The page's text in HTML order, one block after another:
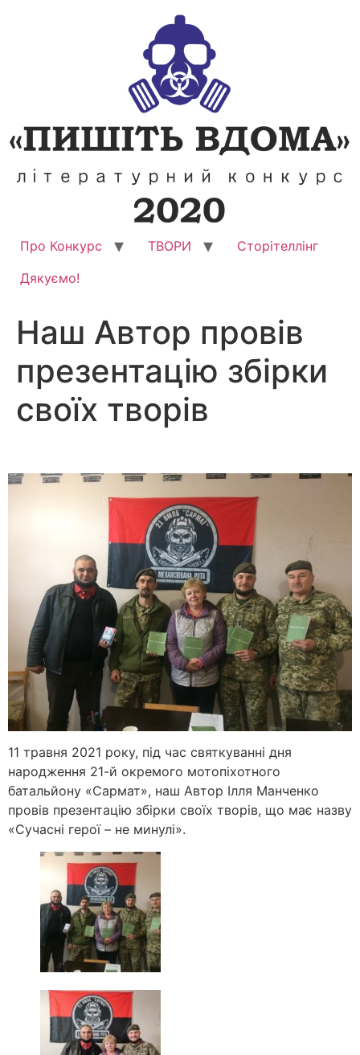
Про Конкурс ТВОРИ
Сторітеллінг
Дякуємо!
Наш Автор провів
презентацію збірки
своїх творів
11 травня 2021 року, під час святкуванні дня
народження 21-й окремого мотопіхотного
батальйону «Сармат», наш Автор Ілля Манченко
провів презентацію збірки своїх творів, що має назву
«Сучасні герої – не минулі».